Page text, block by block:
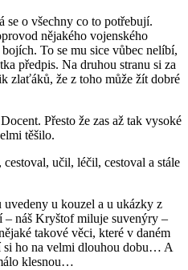
se o všechny co to potřebují.
nějakého vojenského
To se mu sice vůbec nelíbí,
předpis. Na druhou stranu si za
zlaťáků, že z toho může žít dobré
Přesto že zas až tak vysoké
těšilo.
učil, léčil, cestoval a stále
u kouzel a u ukázky z
náš Kryštof miluje suvenýry –
takové věci, které v daném
si ho na velmi dlouhou dobu… A
klesnou…